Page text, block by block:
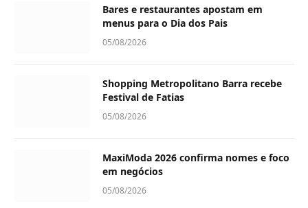
Bares e restaurantes apostam em
menus para o Dia dos Pais
05/08/2026
Shopping Metropolitano Barra recebe
Festival de Fatias
05/08/2026
MaxiModa 2026 confirma nomes e foco
em negócios
05/08/2026